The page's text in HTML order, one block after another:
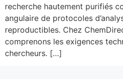
recherche hautement purifiés
angulaire de protocoles
reproductibles. Chez
comprenons les exigences
chercheurs. […]